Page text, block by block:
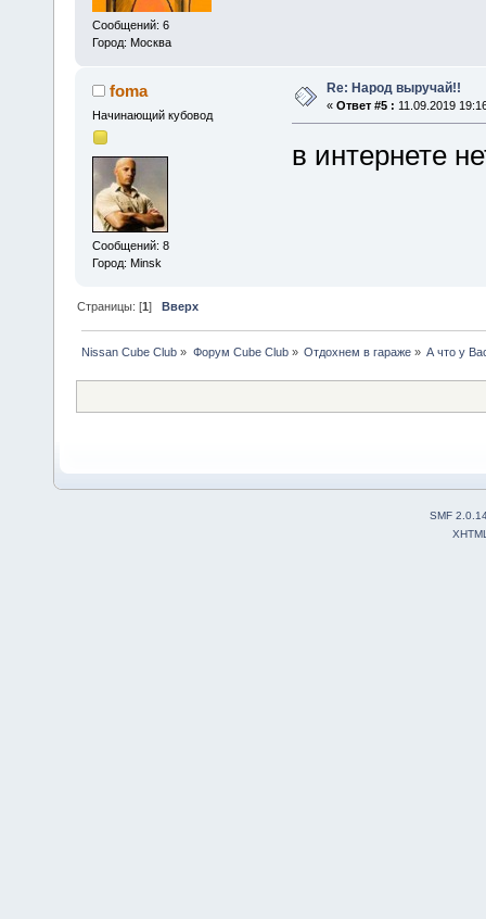
Сообщений: 6
Город: Москва
foma
Начинающий кубовод
Сообщений: 8
Город: Minsk
Re: Народ выручай!!
« Ответ #5 : 11.09.2019
в интернете
Страницы: [1]Вверх
Nissan Cube Club » Форум Cube Club» Отдохнем в гараже» А что у
SMF